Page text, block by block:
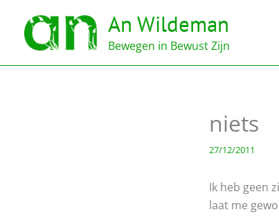
inhoud
An Wildeman
Bewegen in Bewust Zijn
niets
27/12/2011
Ik heb geen
laat me